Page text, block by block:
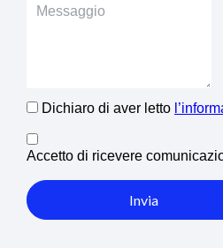
Dichiaro di aver letto
Accetto di ricevere
Invia